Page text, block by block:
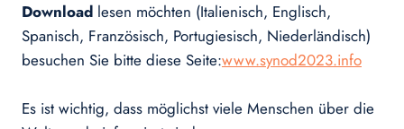
Download lesen möchten (Italienisch, Englisch,
Spanisch, Französisch, Portugiesisch, Niederländisch)
besuchen Sie bitte diese Seite:www.synod2023.info
Es ist wichtig, dass möglichst viele Menschen über die